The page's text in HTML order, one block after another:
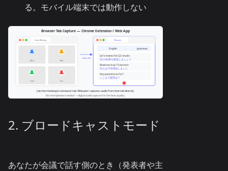
る。モバイル端末では動作しない
2. ブロードキャストモード
あなたが会議で話す側のとき（発表者や主